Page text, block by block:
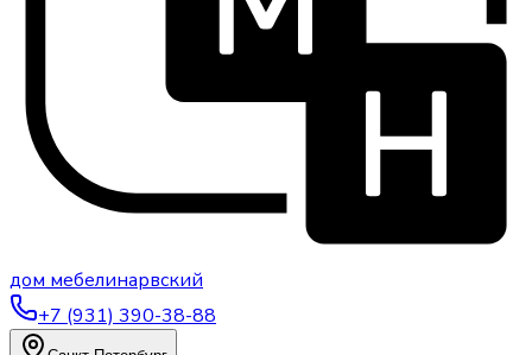
дом мебелинарвский
+7 (931) 390-38-88